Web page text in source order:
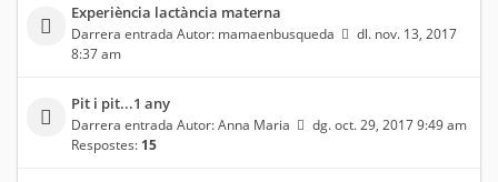
Experiència lactància materna
Darrera entrada Autor: mamaenbusqueda
dl. nov. 13, 2017
8:37 am
Pit i pit...1 any
Darrera entrada Autor:Anna Maria
dg. oct. 29, 2017 9:49 am
Respostes: 15